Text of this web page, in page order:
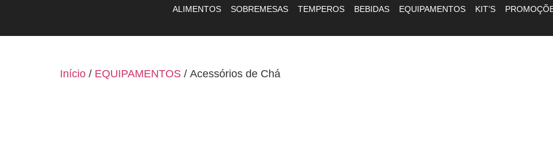
ALIMENTOS SOBREMESAS TEMPEROS BEBIDAS EQUIPAMENTOS KIT’S
Início / EQUIPAMENTOS / Acessórios de Chá